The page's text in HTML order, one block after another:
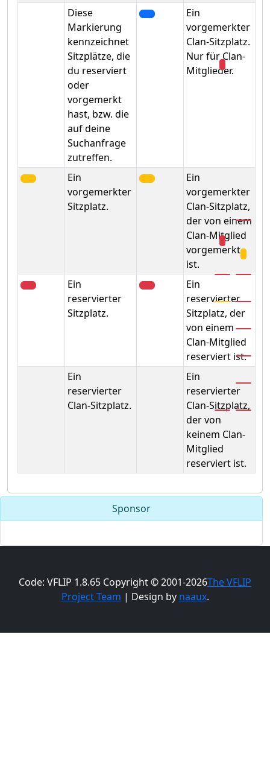
Diese
Markierung
kennzeichnet
Sitzplätze, die
du reserviert
oder
vorgemerkt
hast, bzw. die
auf deine
Suchanfrage
zutreffen.
Ein
vorgemerkter
Clan-Sitzplatz.
Nur für Clan-
Mitglieder.
Ein
vorgemerkter
Sitzplatz.
Ein
vorgemerkter
Clan-Sitzplatz,
der von einem
Clan-Mitglied
vorgemerkt
ist.
Ein
reservierter
Sitzplatz.
Ein
reservierter
Sitzplatz, der
von einem
Clan-Mitglied
reserviert ist.
Ein
reservierter
Clan-Sitzplatz.
Ein
reservierter
Clan-Sitzplatz,
der von
keinem Clan-
Mitglied
reserviert ist.
Sponsor
Code: VFLIP 1.8.65 Copyright © 2001-2026The VFLIP
Project Team | Design by naaux.